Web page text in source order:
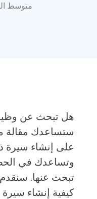
متوسط التقييم:
هل تبحث عن
ستساعدك مقالة
على إنشاء سيرة
وتساعدك في
تبحث عنها.
كيفية إنشاء سيرة